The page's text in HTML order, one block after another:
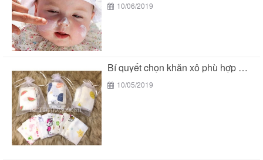
10/06/2019
Bí quyết chọn khăn xô phù hợp với làn...
10/05/2019